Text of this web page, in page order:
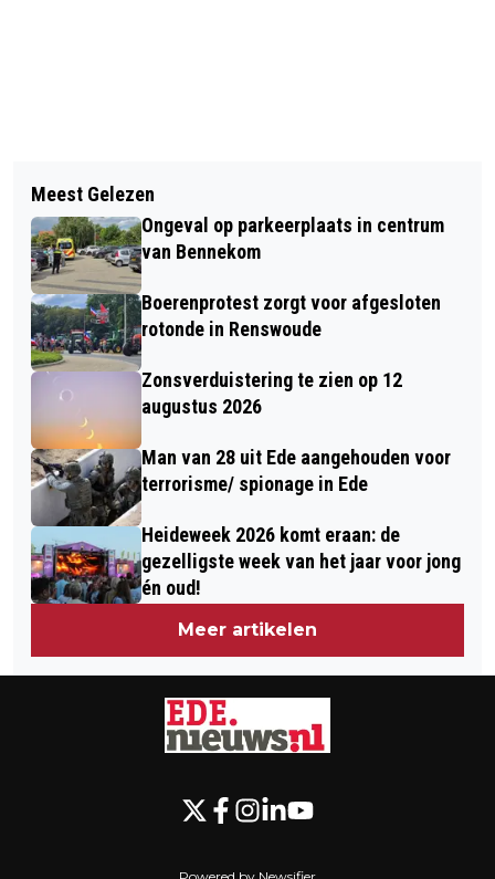
KHN STOORT ZICH AAN ILLEGALE
ZUIPKETEN PLATTELAND TIJDENS
HORECASLUITING
TWEE MANNEN IN VOORARREST VOOR
AANVAL OP FOTOGRAAF IN LUNTEREN
Meest Gelezen
Ongeval op parkeerplaats in centrum
van Bennekom
Boerenprotest zorgt voor afgesloten
rotonde in Renswoude
Zonsverduistering te zien op 12
augustus 2026
Man van 28 uit Ede aangehouden voor
terrorisme/ spionage in Ede
Heideweek 2026 komt eraan: de
gezelligste week van het jaar voor jong
én oud!
Meer artikelen